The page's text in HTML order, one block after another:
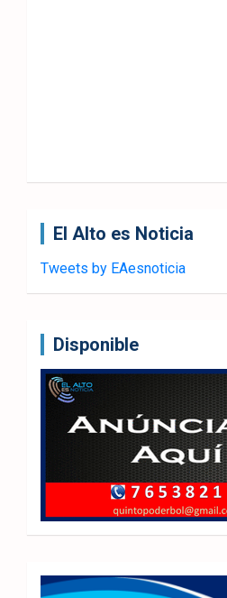
El Alto es Noticia
Tweets by EAesnoticia
Disponible